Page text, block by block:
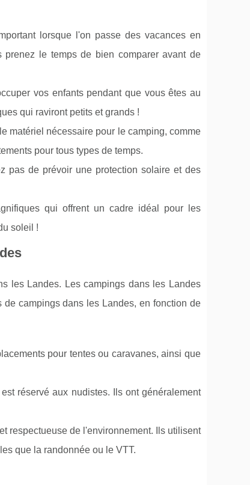
lorsque l'on passe des vacances en
prenez le temps de bien comparer avant de
vos enfants pendant que vous êtes au
qui raviront petits et grands !
matériel nécessaire pour le camping, comme
pour tous types de temps.
pas de prévoir une protection solaire et des
qui offrent un cadre idéal pour les
soleil !
les Landes. Les campings dans les Landes
campings dans les Landes, en fonction de
pour tentes ou caravanes, ainsi que
réservé aux nudistes. Ils ont généralement
respectueuse de l'environnement. Ils utilisent
que la randonnée ou le VTT.